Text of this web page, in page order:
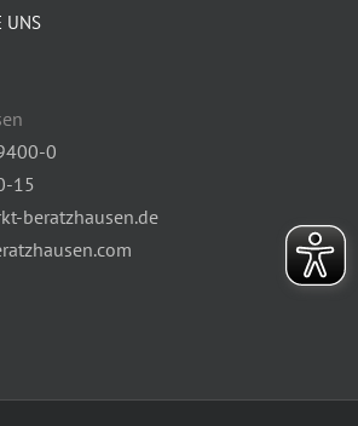
UNS
0
15
beratzhausen.de